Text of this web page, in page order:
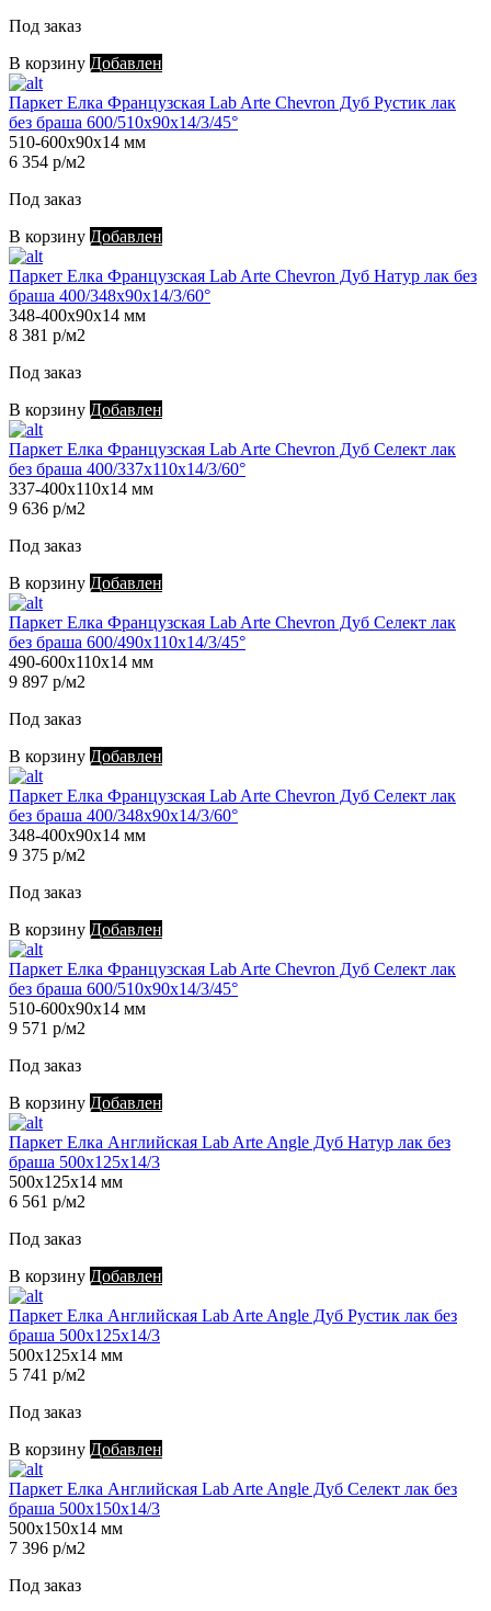
Под заказ
В корзину Добавлен
Паркет Елка Французская Lab Arte Chevron Дуб Рустик лак
без браша 600/510х90х14/3/45°
510-600х90х14 мм
6 354 р/м2
Под заказ
В корзину Добавлен
Паркет Елка Французская Lab Arte Chevron Дуб Натур лак без
браша 400/348х90х14/3/60°
348-400х90х14 мм
8 381 р/м2
Под заказ
В корзину Добавлен
Паркет Елка Французская Lab Arte Chevron Дуб Селект лак
без браша 400/337х110х14/3/60°
337-400х110х14 мм
9 636 р/м2
Под заказ
В корзину Добавлен
Паркет Елка Французская Lab Arte Chevron Дуб Селект лак
без браша 600/490х110х14/3/45°
490-600х110х14 мм
9 897 р/м2
Под заказ
В корзину Добавлен
Паркет Елка Французская Lab Arte Chevron Дуб Селект лак
без браша 400/348х90х14/3/60°
348-400х90х14 мм
9 375 р/м2
Под заказ
В корзину Добавлен
Паркет Елка Французская Lab Arte Chevron Дуб Селект лак
без браша 600/510х90х14/3/45°
510-600х90х14 мм
9 571 р/м2
Под заказ
В корзину Добавлен
Паркет Елка Английская Lab Arte Angle Дуб Натур лак без
браша 500х125х14/3
500х125х14 мм
6 561 р/м2
Под заказ
В корзину Добавлен
Паркет Елка Английская Lab Arte Angle Дуб Рустик лак без
браша 500х125х14/3
500х125х14 мм
5 741 р/м2
Под заказ
В корзину Добавлен
Паркет Елка Английская Lab Arte Angle Дуб Селект лак без
браша 500х150х14/3
500х150х14 мм
7 396 р/м2
Под заказ